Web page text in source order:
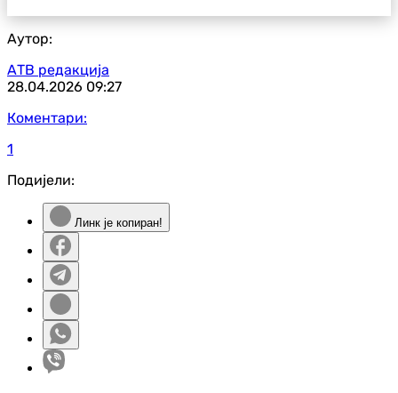
Аутор:
АТВ редакција
28.04.2026 09:27
Коментари:
1
Подијели:
Линк је копиран!